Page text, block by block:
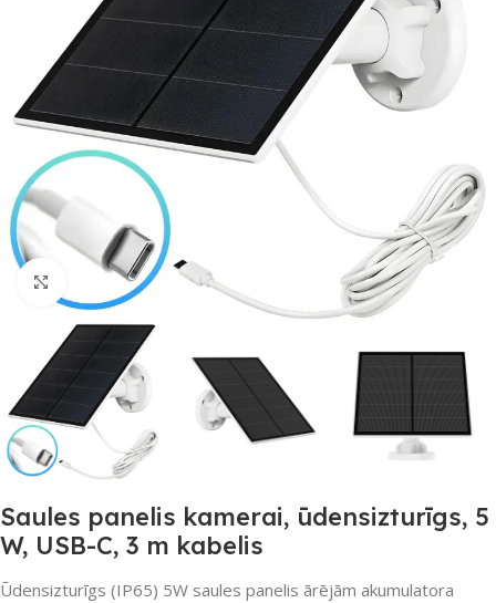
Noklikšķiniet, lai palielinātu
Saules panelis kamerai, ūdensizturīgs, 5
W, USB-C, 3 m kabelis
Ūdensizturīgs (IP65) 5W saules panelis ārējām akumulatora